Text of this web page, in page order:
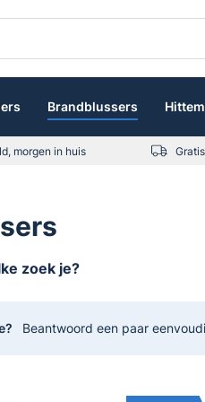
Brandblussers
morgen in huis
zoek je?
om branden te blussen. Het
vrijgegeven wanneer de
branden en worden vaak
Beantwoord een paar